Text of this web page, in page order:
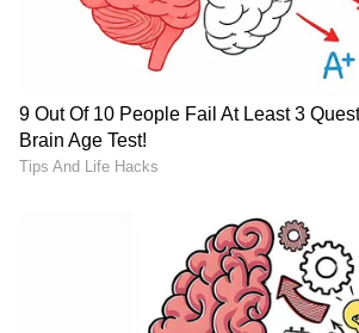
വിശപ്പ് കുറയ്ക്കാനും ശരീരഭാരം
നിയന്ത്രിക്കാനും